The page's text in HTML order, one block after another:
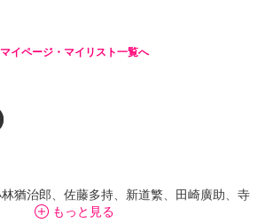
マイページ・マイリスト一覧へ
猶治郎、佐藤多持、新道繁、田崎廣助、寺
善積、野見山暁治、吉浦摩耶
もっと見る